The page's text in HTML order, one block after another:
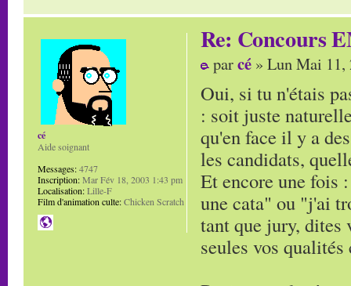
Re: Concours
parcé » Lun Mai 11,
Oui, si tu n'étais
: soit juste
qu'en face il y a
les candidats,
Et encore une fois
une cata" ou "j'ai
tant que jury, dites
seules vos
cé
Aide soignant
Messages:4747
Inscription:Mar Fév 18, 2003 1:43 pm
Localisation:Lille-F
Film d'animation culte:Chicken Scratch